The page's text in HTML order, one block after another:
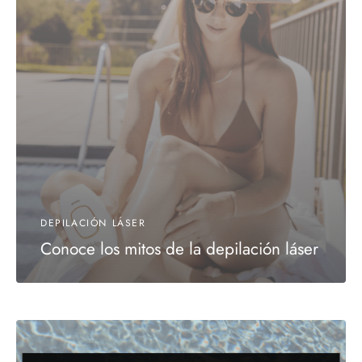
DEPILACIÓN LÁSER
Conoce los mitos de la depilación láser